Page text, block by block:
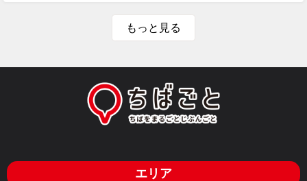
もっと見る
エリア